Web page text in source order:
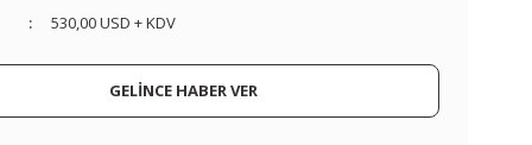
530,00 USD + KDV
GELİNCE HABER VER